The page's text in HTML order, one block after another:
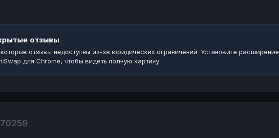
отзывы
отзывы недоступны из-за юридических ограничений. Установите расширение
для Chrome, чтобы видеть полную картину.
70259